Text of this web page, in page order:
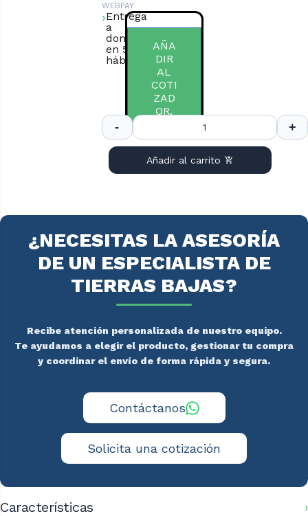
WEBPAY
Entrega
a
domicilio
en 5 días
hábiles.
AÑA
DIR
AL
COTI
ZAD
OR.
Añadir al carrito
¿NECESITAS LA ASESORÍA
DE UN ESPECIALISTA DE
TIERRAS BAJAS?
Recibe atención personalizada de nuestro equipo.
Te ayudamos a elegir el producto, gestionar tu compra
y coordinar el envío de forma rápida y segura.
Contáctanos
Solicita una cotización
Características